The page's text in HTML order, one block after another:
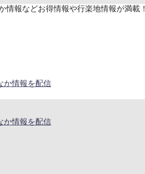
情報などお得情報や行楽地情報が満載！